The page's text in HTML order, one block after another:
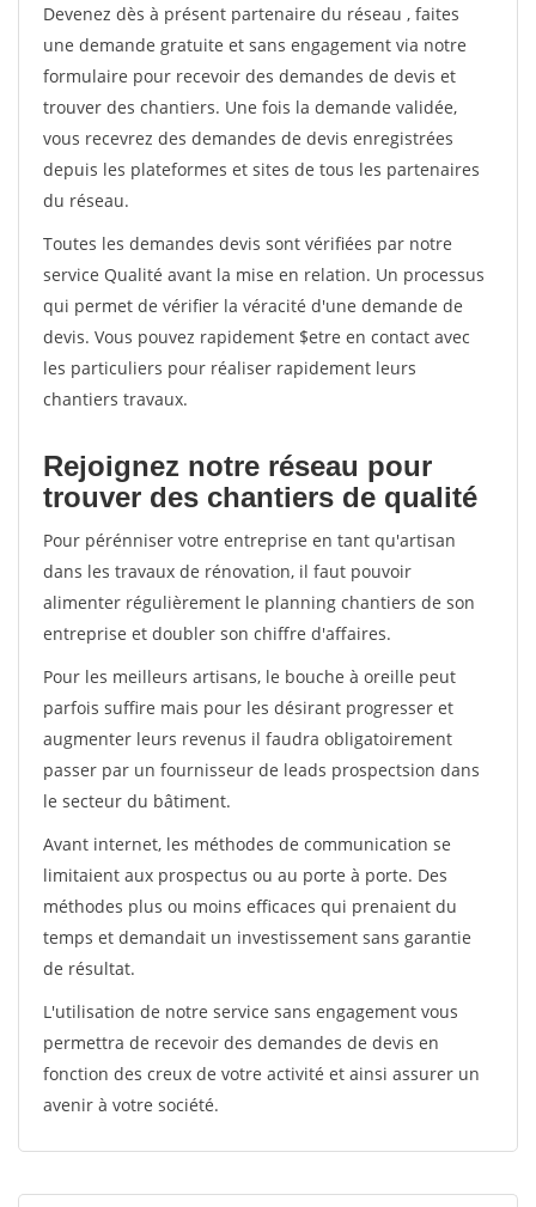
Devenez dès à présent partenaire du réseau , faites
une demande gratuite et sans engagement via notre
formulaire pour recevoir des demandes de devis et
trouver des chantiers. Une fois la demande validée,
vous recevrez des demandes de devis enregistrées
depuis les plateformes et sites de tous les partenaires
du réseau.
Toutes les demandes devis sont vérifiées par notre
service Qualité avant la mise en relation. Un processus
qui permet de vérifier la véracité d'une demande de
devis. Vous pouvez rapidement $etre en contact avec
les particuliers pour réaliser rapidement leurs
chantiers travaux.
Rejoignez notre réseau pour
trouver des chantiers de qualité
Pour pérénniser votre entreprise en tant qu'artisan
dans les travaux de rénovation, il faut pouvoir
alimenter régulièrement le planning chantiers de son
entreprise et doubler son chiffre d'affaires.
Pour les meilleurs artisans, le bouche à oreille peut
parfois suffire mais pour les désirant progresser et
augmenter leurs revenus il faudra obligatoirement
passer par un fournisseur de leads prospectsion dans
le secteur du bâtiment.
Avant internet, les méthodes de communication se
limitaient aux prospectus ou au porte à porte. Des
méthodes plus ou moins efficaces qui prenaient du
temps et demandait un investissement sans garantie
de résultat.
L'utilisation de notre service sans engagement vous
permettra de recevoir des demandes de devis en
fonction des creux de votre activité et ainsi assurer un
avenir à votre société.